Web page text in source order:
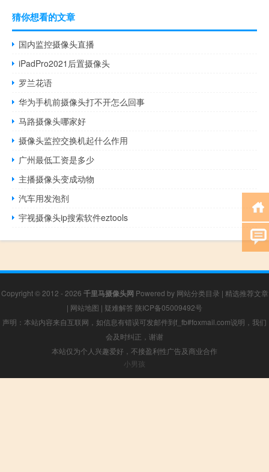
猜你想看的文章
国内监控摄像头直播
iPadPro2021后置摄像头
罗兰花语
华为手机前摄像头打不开怎么回事
马路摄像头哪家好
摄像头监控交换机起什么作用
广州最低工资是多少
主播摄像头变成动物
汽车用发泡剂
宇视摄像头ip搜索软件eztools
Copyright © 2012 - 2026 千里马摄像头网 Powered by 网站分类目录 | 精选推荐文章
| 网站地图 | 疑难解答 陕ICP备05009492号
声明：本站内容来自互联网，如信息有错误可发邮件到f_fb#foxmail.com说明，我们
会及时纠正，谢谢
本站仅为个人兴趣爱好，不接盈利性广告及商业合作
小男孩